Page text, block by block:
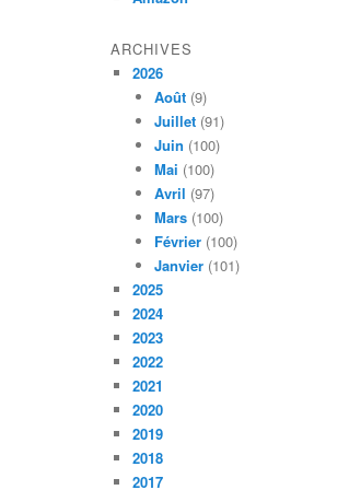
ARCHIVES
2026
Août (9)
Juillet (91)
Juin (100)
Mai (100)
Avril (97)
Mars (100)
Février (100)
Janvier (101)
2025
2024
2023
2022
2021
2020
2019
2018
2017